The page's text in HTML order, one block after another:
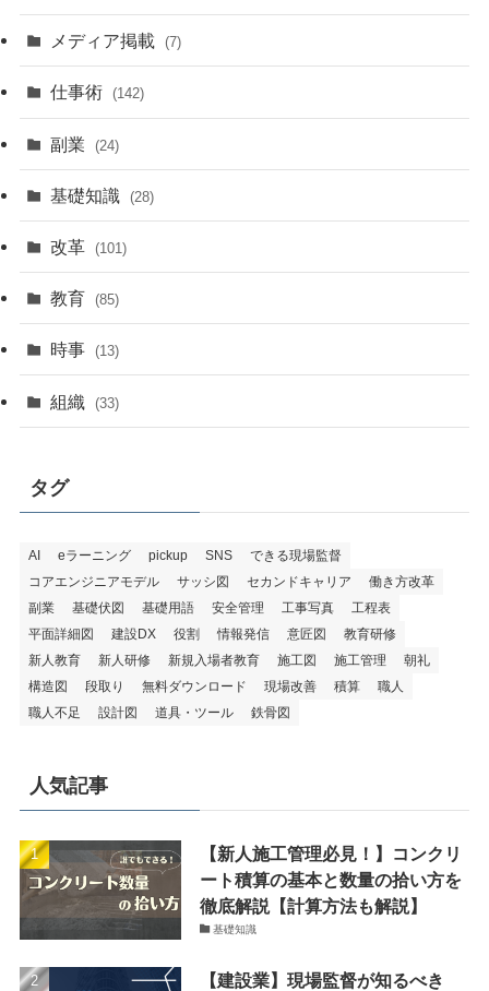
メディア掲載 (7)
仕事術 (142)
副業 (24)
基礎知識 (28)
改革 (101)
教育 (85)
時事 (13)
組織 (33)
タグ
AI eラーニング pickup SNS
できる現場監督
コアエンジニアモデル
サッシ図 セカンドキャリア
働き方改革
副業
基礎伏図 基礎用語 安全管理 工事写真
工程表
平面詳細図
建設DX 役割 情報発信 意匠図
教育研修
新人教育
新人研修 新規入場者教育 施工図 施工管理
朝礼
構造図
段取り 無料ダウンロード 現場改善 積算
職人
職人不足
設計図 道具・ツール 鉄骨図
人気記事
【新人施工管理必見！】コンクリ
ート積算の基本と数量の拾い方を
徹底解説【計算方法も解説】
基礎知識
【建設業】現場監督が知るべき